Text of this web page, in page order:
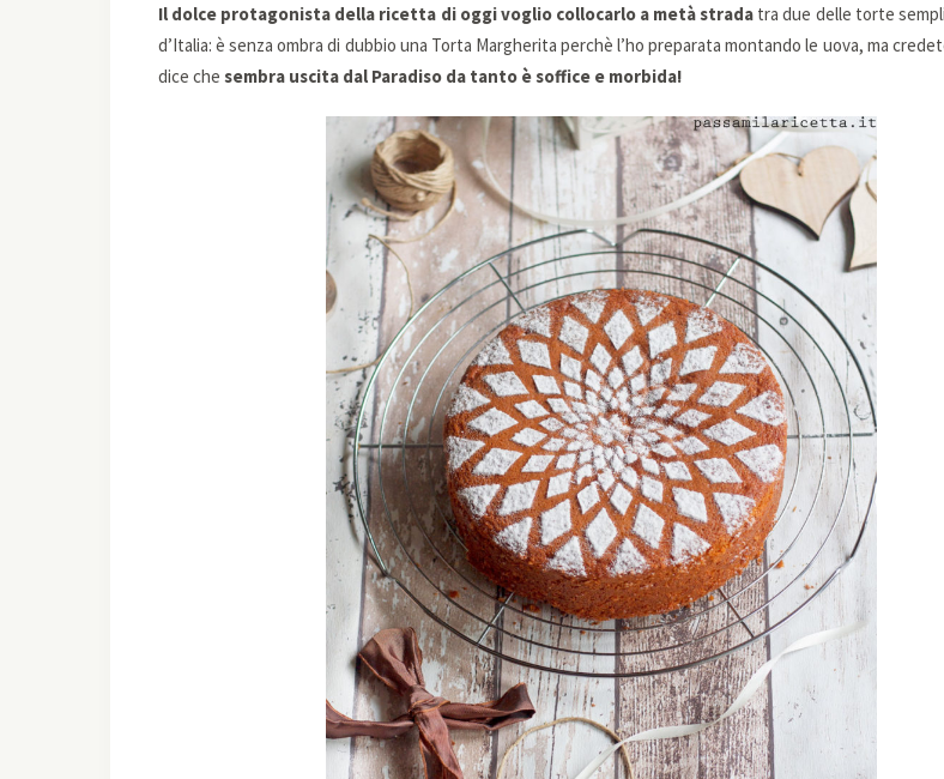
Il dolce protagonista della ricetta di oggi voglio collocarlo a metà strada tra due delle torte
d’Italia: è senza ombra di dubbio una Torta Margherita perchè l’ho preparata montando le uova, ma
dice che sembra uscita dal Paradiso da tanto è soffice e morbida!